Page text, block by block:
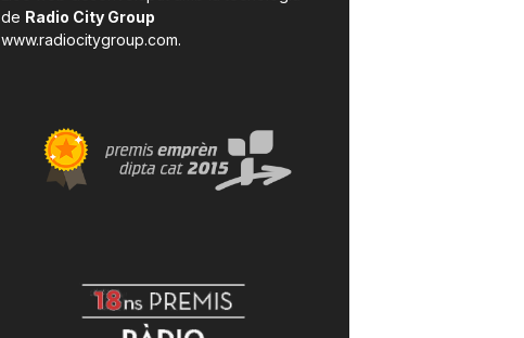
de Radio City Group
www.radiocitygroup.com.